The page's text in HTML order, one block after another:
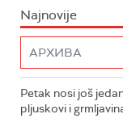
Najnovije
Petak nosi još
pljuskovi i